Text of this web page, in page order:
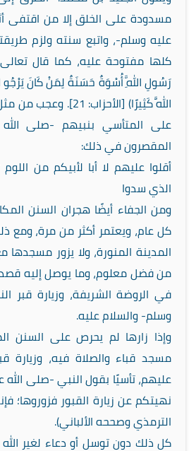
مسدودة على الخلق إلا من اقتفى
عليه وسلم-، واتبع سنته ولزم
كلها مفتوحة عليه، كما قال
رَسُولِ اللَّهِ أُسْوَةٌ حَسَنَةٌ لِمَنْ كَانَ يَرْجُو
اللَّهَ كَثِيرًا) [الأحزاب:
على المتأسي بنبيهم -صلى
المقصرون في ذلك:
أقلوا عليهم لا أبا لأبيكم من
الذي سدوا
ومن الجفاء أيضًا هجران السنن
كل عام، ويعتمر أكثر من مرة، ومع
المدينة المنورة، ولا يزور
من فضل معلوم، وما يوصل إليه
في الروضة الشريفة، وزيارة قبر
وسلم- والسلام عليه.
وإذا زارها لم يحرص على السنن
مسجد قباء والصلاة فيه، وزيارة
عليهم، تأسيًا بقول النبي -صلى
نهيتكم عن زيارة القبور فزوروها؛
الترمذي وصححه الألباني).
كل ذلك دون توسل أو دعاء لغير